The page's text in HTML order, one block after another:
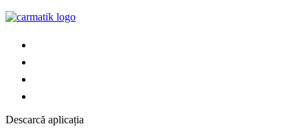
Descarcă aplicația